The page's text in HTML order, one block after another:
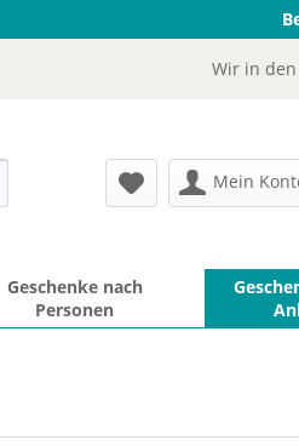
Wir in
Mein
Geschenke nach
Personen